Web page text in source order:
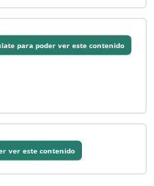
para poder ver este contenido
ver este contenido